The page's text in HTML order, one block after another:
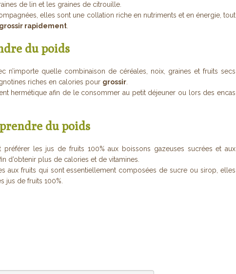
de lin et les graines de citrouille.
elles sont une collation riche en nutriments et en énergie, tout
grossir rapidement
du poids
n’importe quelle combinaison de céréales, noix, graines et fruits secs
riches en calories pour grossir
hermétique afin de le consommer au petit déjeuner ou lors des encas
du poids
préférer les jus de fruits 100% aux boissons gazeuses sucrées et aux
d’obtenir plus de calories et de vitamines.
aux fruits qui sont essentiellement composées de sucre ou sirop, elles
jus de fruits 100%.